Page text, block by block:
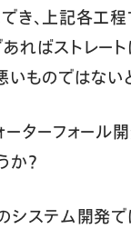
き、上記各工
ればストレー
いものではない
ーターフォール
か？
システム開発